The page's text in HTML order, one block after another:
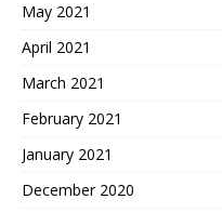
May 2021
April 2021
March 2021
February 2021
January 2021
December 2020